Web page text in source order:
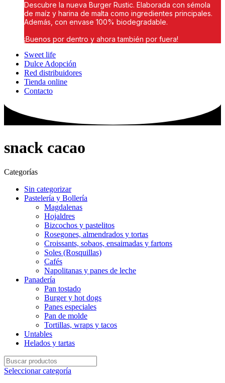
Descubre la nueva Burger Rustic. Elaborada con sémola
de maíz y harina de malta como ingredientes principales.
Además, con envase 100% biodegradable.
¡Buenos por dentro y ahora también por fuera!
Sweet life
Dulce Adopción
Red distribuidores
Tienda online
Contacto
snack cacao
Categorías
Sin categorizar
Pastelería y Bollería
Magdalenas
Hojaldres
Bizcochos y pastelitos
Rosegones, almendrados y tortas
Croissants, sobaos, ensaimadas y fartons
Soles (Rosquillas)
Cafés
Napolitanas y panes de leche
Panadería
Pan tostado
Burger y hot dogs
Panes especiales
Pan de molde
Tortillas, wraps y tacos
Untables
Helados y tartas
Seleccionar categoría